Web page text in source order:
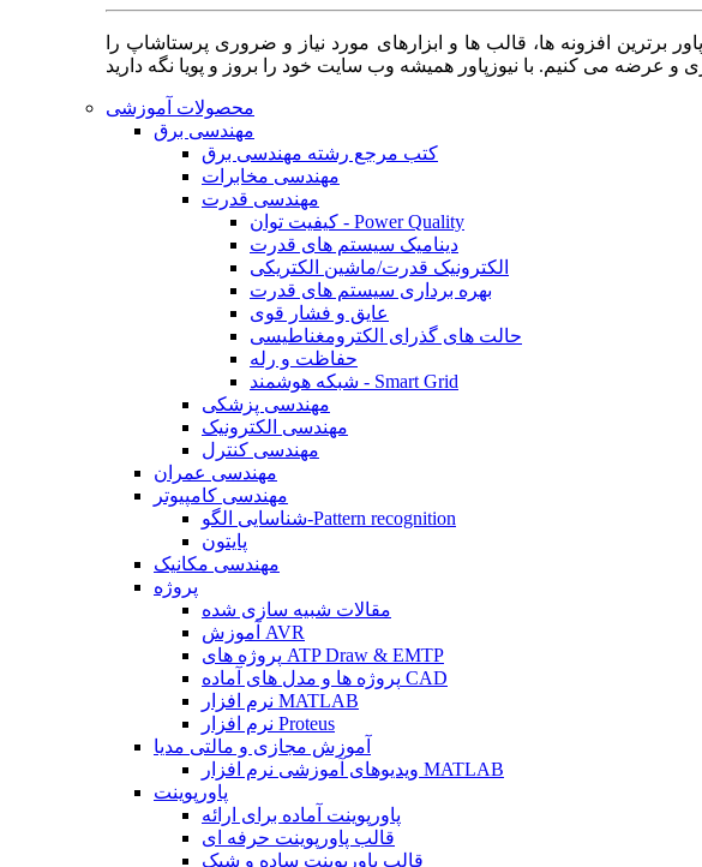
افزونه ها، قالب ها و ابزارهای مورد نیاز و ضروری پرستاشاپ را
محصولات آموزشی
مهندسی برق
کتب مرجع رشته مهندسی برق
مهندسی مخابرات
مهندسی قدرت
کیفیت توان - Power Quality
دینامیک سیستم های قدرت
الکترونیک قدرت/ماشین الکتریکی
بهره برداری سیستم های قدرت
عایق و فشار قوی
حالت های گذرای الکترومغناطیسی
حفاظت و رله
شبکه هوشمند - Smart Grid
مهندسی پزشکی
مهندسی الکترونیک
مهندسی کنترل
مهندسی عمران
مهندسی کامپیوتر
شناسایی الگو-Pattern recognition
پایتون
مهندسی مکانیک
پروژه
مقالات شبیه سازی شده
آموزش AVR
پروژه های ATP Draw & EMTP
پروژه ها و مدل های آماده CAD
نرم افزار MATLAB
نرم افزار Proteus
آموزش مجازی و مالتی مدیا
ویدیوهای آموزشی نرم افزار MATLAB
پاورپوینت
پاورپوینت آماده برای ارائه
قالب پاورپوینت حرفه ای
قالب پاورپوینت ساده و شیک